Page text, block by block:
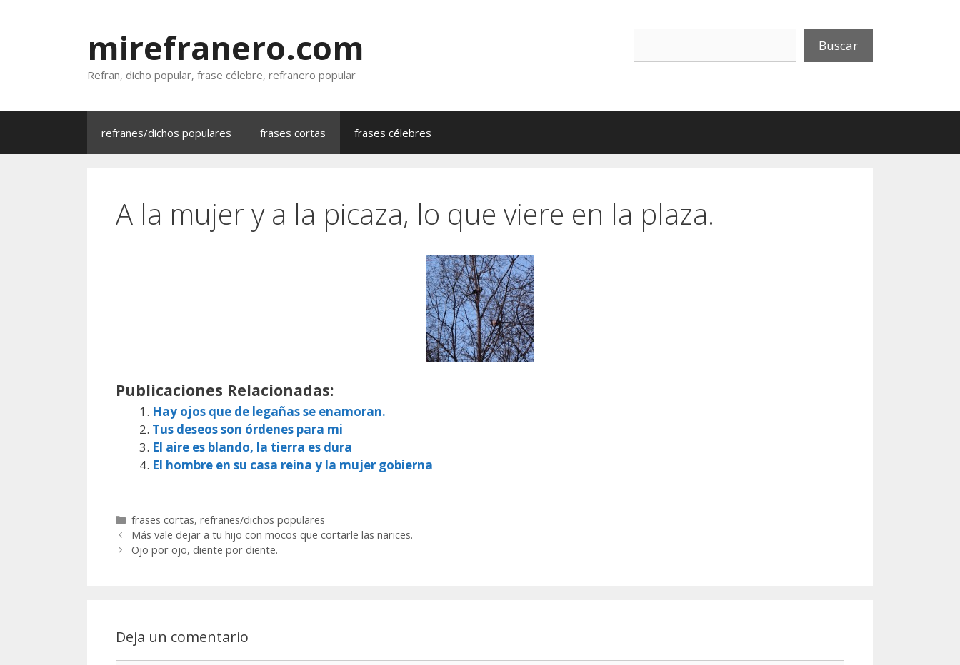
Buscar
mirefranero.com
Refran, dicho popular, frase célebre, refranero popular
refranes/dichos populares frases cortas frases célebres
A la mujer y a la picaza, lo que viere en la plaza.
Publicaciones Relacionadas:
Hay ojos que de legañas se enamoran.
Tus deseos son órdenes para mi
El aire es blando, la tierra es dura
El hombre en su casa reina y la mujer gobierna
Categorías
frases cortas, refranes/dichos populares
Más vale dejar a tu hijo con mocos que cortarle las narices.
Ojo por ojo, diente por diente.
Deja un comentario